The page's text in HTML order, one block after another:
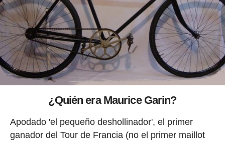
¿Quién era Maurice Garin?
Apodado 'el pequeño deshollinador', el primer
ganador del Tour de Francia (no el primer maillot